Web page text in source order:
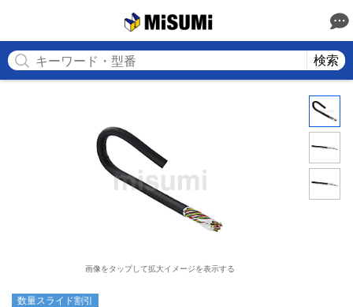
検索
画像をタップして拡大イメージを表示する
数量スライド割引